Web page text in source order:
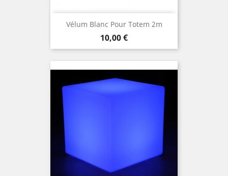
Vélum Blanc Pour Totem 2m
Prix
10,00 €